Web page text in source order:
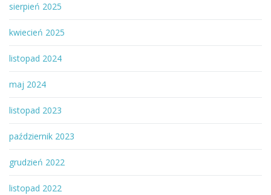
sierpień 2025
kwiecień 2025
listopad 2024
maj 2024
listopad 2023
październik 2023
grudzień 2022
listopad 2022